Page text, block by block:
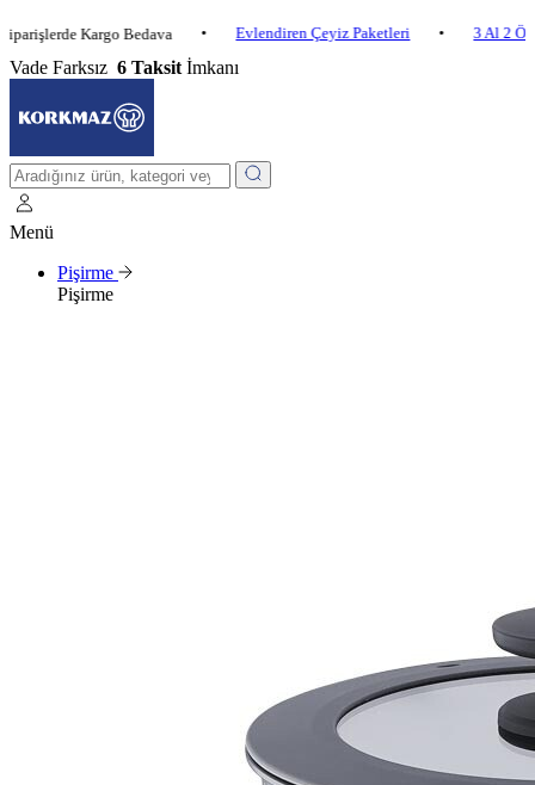
Kargo Bedava • Evlendiren Çeyiz Paketleri • 3 Al 2 Öde •
Vade Farksız 6 Taksit İmkanı
Menü
Pişirme
Pişirme